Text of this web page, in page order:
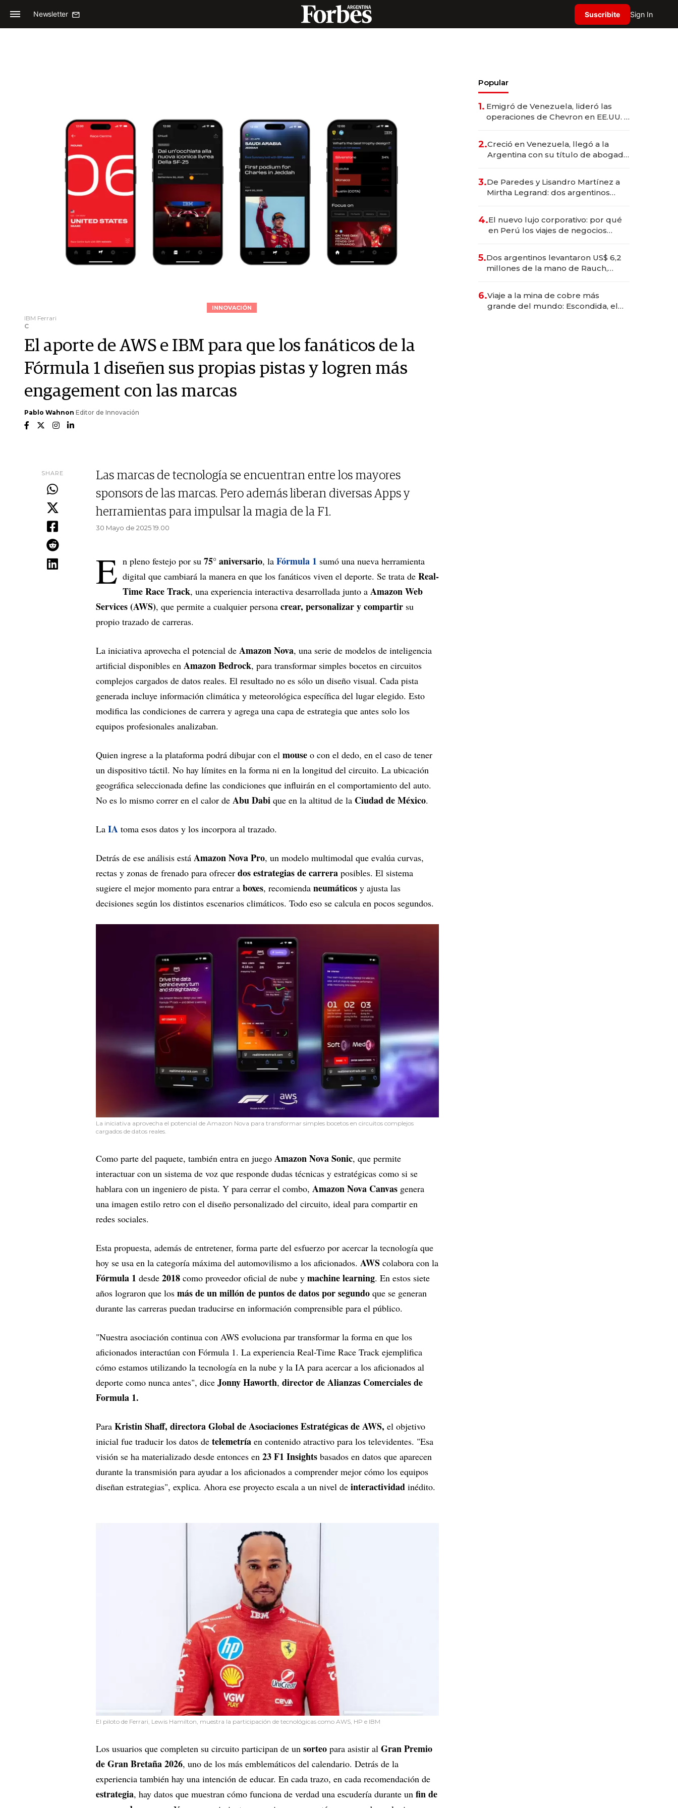
Newsletter Suscribite Sign In
INNOVACIÓN
IBM Ferrari
C
El aporte de AWS e IBM para que los fanáticos de la
Fórmula 1 diseñen sus propias pistas y logren más
engagement con las marcas
Pablo Wahnon Editor de Innovación
SHARE
Las marcas de tecnología se encuentran entre los mayores
sponsors de las marcas. Pero además liberan diversas Apps y
herramientas para impulsar la magia de la F1.
30 Mayo de 2025 19.00
E n pleno festejo por su 75° aniversario, la Fórmula 1 sumó una nueva herramienta
digital que cambiará la manera en que los fanáticos viven el deporte. Se trata de Real-
Time Race Track, una experiencia interactiva desarrollada junto a Amazon Web
Services (AWS), que permite a cualquier persona crear, personalizar y compartir su
propio trazado de carreras.
La iniciativa aprovecha el potencial de Amazon Nova, una serie de modelos de inteligencia
artificial disponibles en Amazon Bedrock, para transformar simples bocetos en circuitos
complejos cargados de datos reales. El resultado no es sólo un diseño visual. Cada pista
generada incluye información climática y meteorológica específica del lugar elegido. Esto
modifica las condiciones de carrera y agrega una capa de estrategia que antes solo los
equipos profesionales analizaban.
Quien ingrese a la plataforma podrá dibujar con el mouse o con el dedo, en el caso de tener
un dispositivo táctil. No hay límites en la forma ni en la longitud del circuito. La ubicación
geográfica seleccionada define las condiciones que influirán en el comportamiento del auto.
No es lo mismo correr en el calor de Abu Dabi que en la altitud de la Ciudad de México.
La IA toma esos datos y los incorpora al trazado.
Detrás de ese análisis está Amazon Nova Pro, un modelo multimodal que evalúa curvas,
rectas y zonas de frenado para ofrecer dos estrategias de carrera posibles. El sistema
sugiere el mejor momento para entrar a boxes, recomienda neumáticos y ajusta las
decisiones según los distintos escenarios climáticos. Todo eso se calcula en pocos segundos.
La iniciativa aprovecha el potencial de Amazon Nova para transformar simples bocetos en circuitos complejos
cargados de datos reales.
Como parte del paquete, también entra en juego Amazon Nova Sonic, que permite
interactuar con un sistema de voz que responde dudas técnicas y estratégicas como si se
hablara con un ingeniero de pista. Y para cerrar el combo, Amazon Nova Canvas genera
una imagen estilo retro con el diseño personalizado del circuito, ideal para compartir en
redes sociales.
Esta propuesta, además de entretener, forma parte del esfuerzo por acercar la tecnología que
hoy se usa en la categoría máxima del automovilismo a los aficionados. AWS colabora con la
Fórmula 1 desde 2018 como proveedor oficial de nube y machine learning. En estos siete
años lograron que los más de un millón de puntos de datos por segundo que se generan
durante las carreras puedan traducirse en información comprensible para el público.
"Nuestra asociación continua con AWS evoluciona par transformar la forma en que los
aficionados interactúan con Fórmula 1. La experiencia Real-Time Race Track ejemplifica
cómo estamos utilizando la tecnología en la nube y la IA para acercar a los aficionados al
deporte como nunca antes", dice Jonny Haworth, director de Alianzas Comerciales de
Formula 1.
Para Kristin Shaff, directora Global de Asociaciones Estratégicas de AWS, el objetivo
inicial fue traducir los datos de telemetría en contenido atractivo para los televidentes. "Esa
visión se ha materializado desde entonces en 23 F1 Insights basados en datos que aparecen
durante la transmisión para ayudar a los aficionados a comprender mejor cómo los equipos
diseñan estrategias", explica. Ahora ese proyecto escala a un nivel de interactividad inédito.
El piloto de Ferrari, Lewis Hamilton, muestra la participación de tecnológicas como AWS, HP e IBM
Los usuarios que completen su circuito participan de un sorteo para asistir al Gran Premio
de Gran Bretaña 2026, uno de los más emblemáticos del calendario. Detrás de la
experiencia también hay una intención de educar. En cada trazo, en cada recomendación de
estrategia, hay datos que muestran cómo funciona de verdad una escudería durante un fin de
Popular
1. Emigró de Venezuela, lideró las
operaciones de Chevron en EE.UU. y
2.Creció en Venezuela, llegó a la
Argentina con su título de abogado
marcas "fast premium"
3.De Paredes y Lisandro Martínez a
Mirtha Legrand: dos argentinos
4.El nuevo lujo corporativo: por qué
en Perú los viajes de negocios
transformadoras
5.Dos argentinos levantaron US$ 6,2
millones de la mano de Rauch,
6.Viaje a la mina de cobre más
grande del mundo: Escondida, el